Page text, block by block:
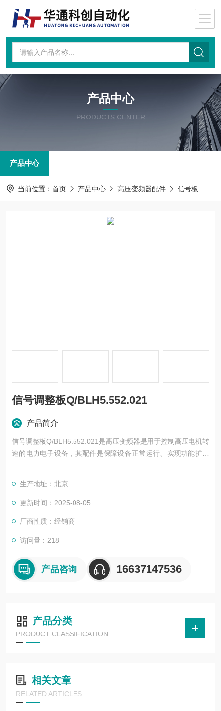
产品中心
PRODUCTS CENTER
产品中心
当前位置： 首页 产品中心 高压变频器配件 信号板
信号调整板Q/BLH5.552.021
产品简介
信号调整板Q/BLH5.552.021是高压变频器是用于控制高压电机转
速的电力电子设备，其配件是保障设备正常运行、实现功能扩展
及维护维修的重要组成部分。这些配件种类繁多，涵盖了功率变
生产地址：北京
更新时间：2025-08-05
厂商性质：经销商
访问量：218
产品咨询 16637147536
产品分类
PRODUCT CLASSIFICATION
相关文章
RELATED ARTICLES